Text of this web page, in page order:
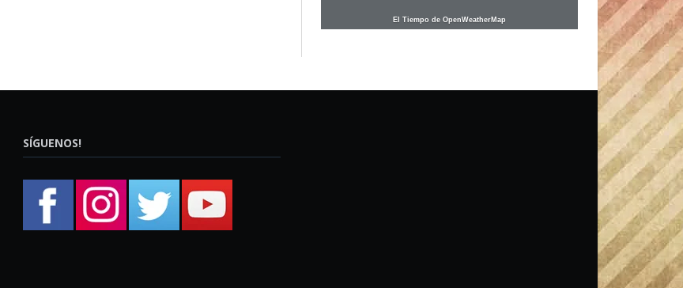
El Tiempo de OpenWeatherMap
SÍGUENOS!